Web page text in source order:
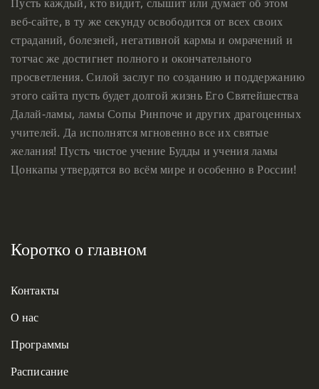
веб-сайте, в ту же секунду освободится от всех своих
страданий, болезней, негативной кармы и омрачений и
тотчас же достигнет полного и окончательного
просветления. Силой заслуг по созданию и поддержанию
этого сайта пусть будет долгой жизнь Его Святейшества
Далай-ламы, ламы Сопы Ринпоче и других драгоценных
учителей. Да исполнятся мгновенно все их святые
желания! Пусть чистое учение Будды и учения ламы
Цонкапы утвердятся во всём мире и особенно в России!
Коротко о главном
Контакты
О нас
Программы
Расписание